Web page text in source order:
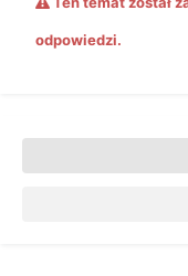
odpowiedzi.